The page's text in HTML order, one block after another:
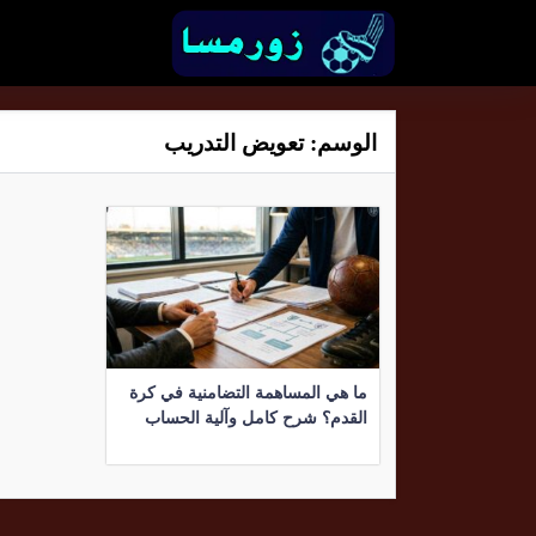
الوسم:تعويض التدريب
ما هي المساهمة التضامنية في كرة
القدم؟ شرح كامل وآلية الحساب